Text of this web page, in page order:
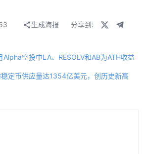
生成海报 分享到:
Alpha空投中LA、RESOLV和AB为ATH收益
定币供应量达1354亿美元，创历史新高